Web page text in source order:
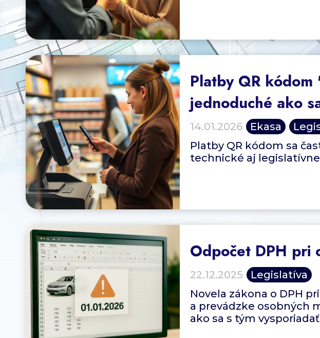
Platby QR
jednoduché ako
14.01.2026 Ekasa
Platby QR kódom sa
technické aj
Odpočet DPH pri
22.12.2025
Legislatíva
Novela zákona o DPH
a prevádzke osobných
ako sa s tým